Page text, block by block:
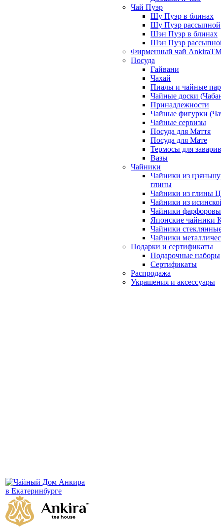
Чай Пуэр
Шу Пуэр в блинах
Шу Пуэр рассыпной
Шэн Пуэр в блинах
Шэн Пуэр
Фирменный чай
Посуда
Гайвани
Чахай
Пиалы и чайные
Чайные доски
Принадлежности
Чайные фигурки
Чайные сервизы
Посуда для Маття
Посуда для Мате
Термосы для
Вазы
Чайники
Чайники из
глины
Чайники из глины
Чайники из
Чайники
Японские чайники
Чайники
Чайники
Подарки и сертификаты
Подарочные наборы
Сертификаты
Распродажа
Украшения и аксессуары